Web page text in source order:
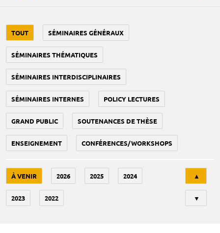
TOUT SÉMINAIRES GÉNÉRAUX
SÉMINAIRES THÉMATIQUES
SÉMINAIRES INTERDISCIPLINAIRES
SÉMINAIRES INTERNES POLICY LECTURES
GRAND PUBLIC SOUTENANCES DE THÈSE
ENSEIGNEMENT CONFÉRENCES/WORKSHOPS
À VENIR 2026 2025 2024
2023 2022
▲
▼